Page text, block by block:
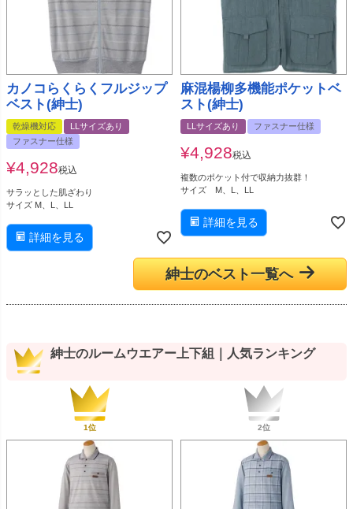
カノコらくらくフルジップ
ベスト(紳士)
乾燥機対応
LLサイズあり
ファスナー仕様
¥4,928税込
サラッとした肌ざわり
サイズ M、L、LL
詳細を見る
麻混楊柳多機能ポケットベ
スト(紳士)
LLサイズあり ファスナー仕様
¥4,928税込
複数のポケット付で収納力抜群！
サイズ M、L、LL
詳細を見る
紳士のベスト一覧へ
紳士のルームウエアー上下組｜人気ランキング